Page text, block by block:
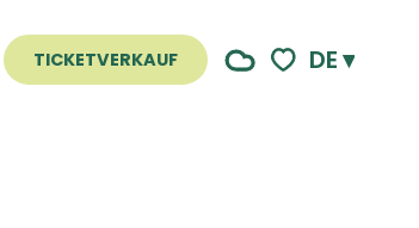
TICKETVERKAUF DE